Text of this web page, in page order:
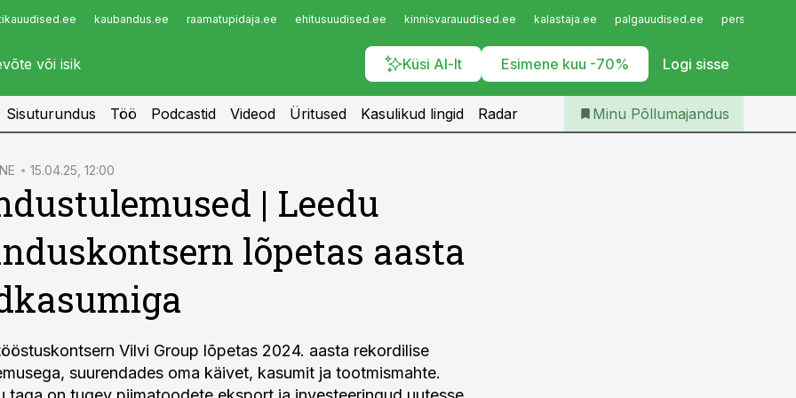
kaubandus.ee raamatupidaja.ee ehitusuudised.ee kinnisvarauudised.ee kalastaja.ee palgauudised.ee
Küsi AI-lt Esimene kuu -70% Logi sisse
Infopank
Iseteenindus
Telli Põllumajandus
Sisuturundus Töö Podcastid Videod Üritused Kasulikud lingid Radar Minu Põllumajandus
15.04.25, 12:00
| Leedu
lõpetas aasta
Vilvi Group lõpetas 2024. aasta rekordilise
suurendades oma käivet, kasumit ja tootmismahte.